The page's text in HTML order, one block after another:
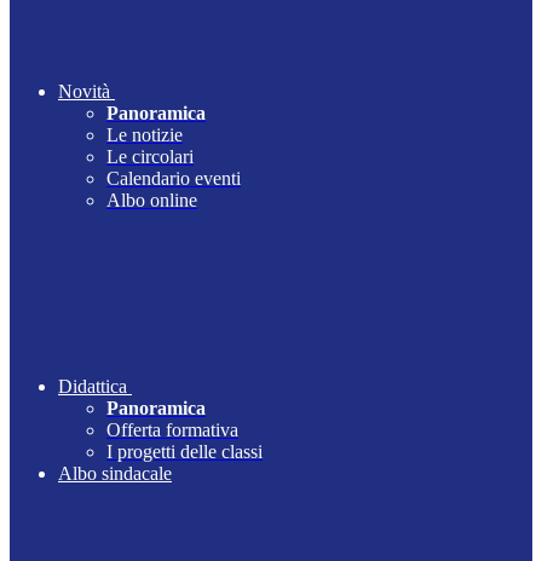
Novità
Panoramica
Le notizie
Le circolari
Calendario eventi
Albo online
Didattica
Panoramica
Offerta formativa
I progetti delle classi
Albo sindacale